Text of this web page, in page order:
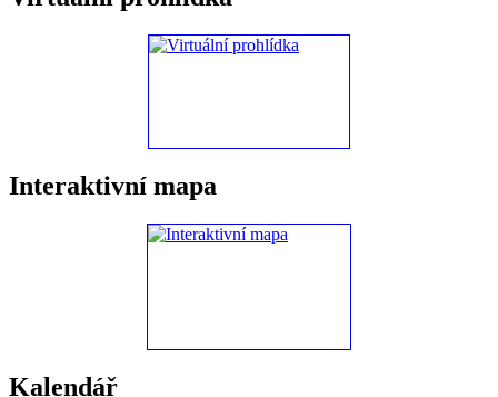
Interaktivní mapa
Kalendář